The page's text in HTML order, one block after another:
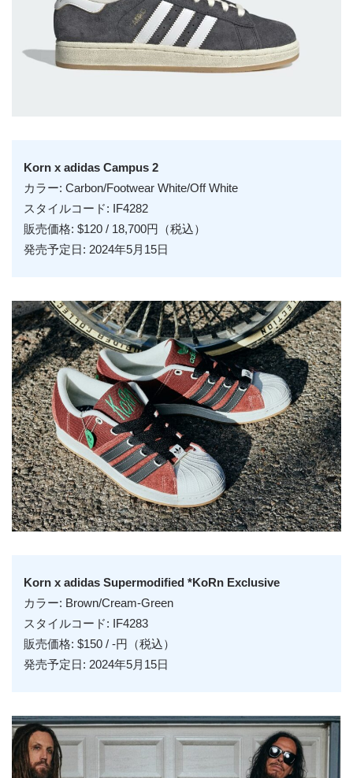
Korn x adidas Campus 2
カラー: Carbon/Footwear White/Off White
スタイルコード: IF4282
販売価格: $120 / 18,700円（税込）
発売予定日: 2024年5月15日
Korn x adidas Supermodified *KoRn Exclusive
カラー: Brown/Cream-Green
スタイルコード: IF4283
販売価格: $150 / -円（税込）
発売予定日: 2024年5月15日